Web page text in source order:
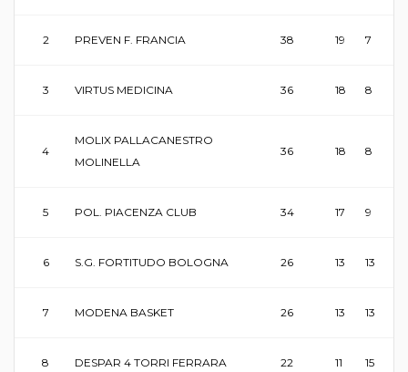
2 PREVEN F. FRANCIA 38 19 7
3 VIRTUS MEDICINA 36 18 8
4
MOLIX PALLACANESTRO
MOLINELLA
36 18 8
5 POL. PIACENZA CLUB 34 17 9
6 S.G. FORTITUDO BOLOGNA 26 13 13
7 MODENA BASKET 26 13 13
8 DESPAR 4 TORRI FERRARA 22 11 15